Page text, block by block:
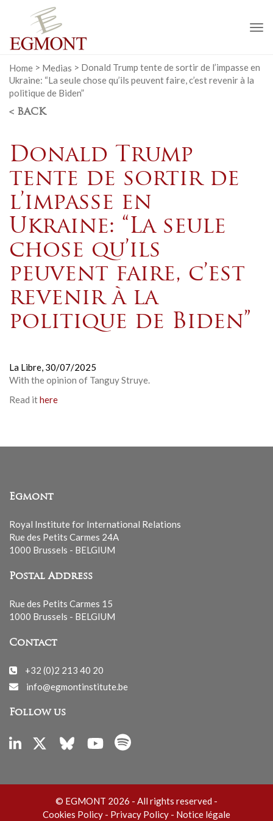
Home > Medias > Donald Trump tente de sortir de l’impasse en
Ukraine: “La seule chose qu’ils peuvent faire, c’est revenir à la
politique de Biden”
< BACK
Donald Trump
tente de sortir de
l’impasse en
Ukraine: “La seule
chose qu’ils
peuvent faire, c’est
revenir à la
politique de Biden”
La Libre, 30/07/2025
With the opinion of Tanguy Struye.
Read ithere
Egmont
Royal Institute for International Relations
Rue des Petits Carmes 24A
1000 Brussels - BELGIUM
Postal Address
Rue des Petits Carmes 15
1000 Brussels - BELGIUM
Contact
+32 (0)2 213 40 20
info@egmontinstitute.be
Follow us
© EGMONT 2026 - All rights reserved -
Cookies Policy - Privacy Policy - Notice légale